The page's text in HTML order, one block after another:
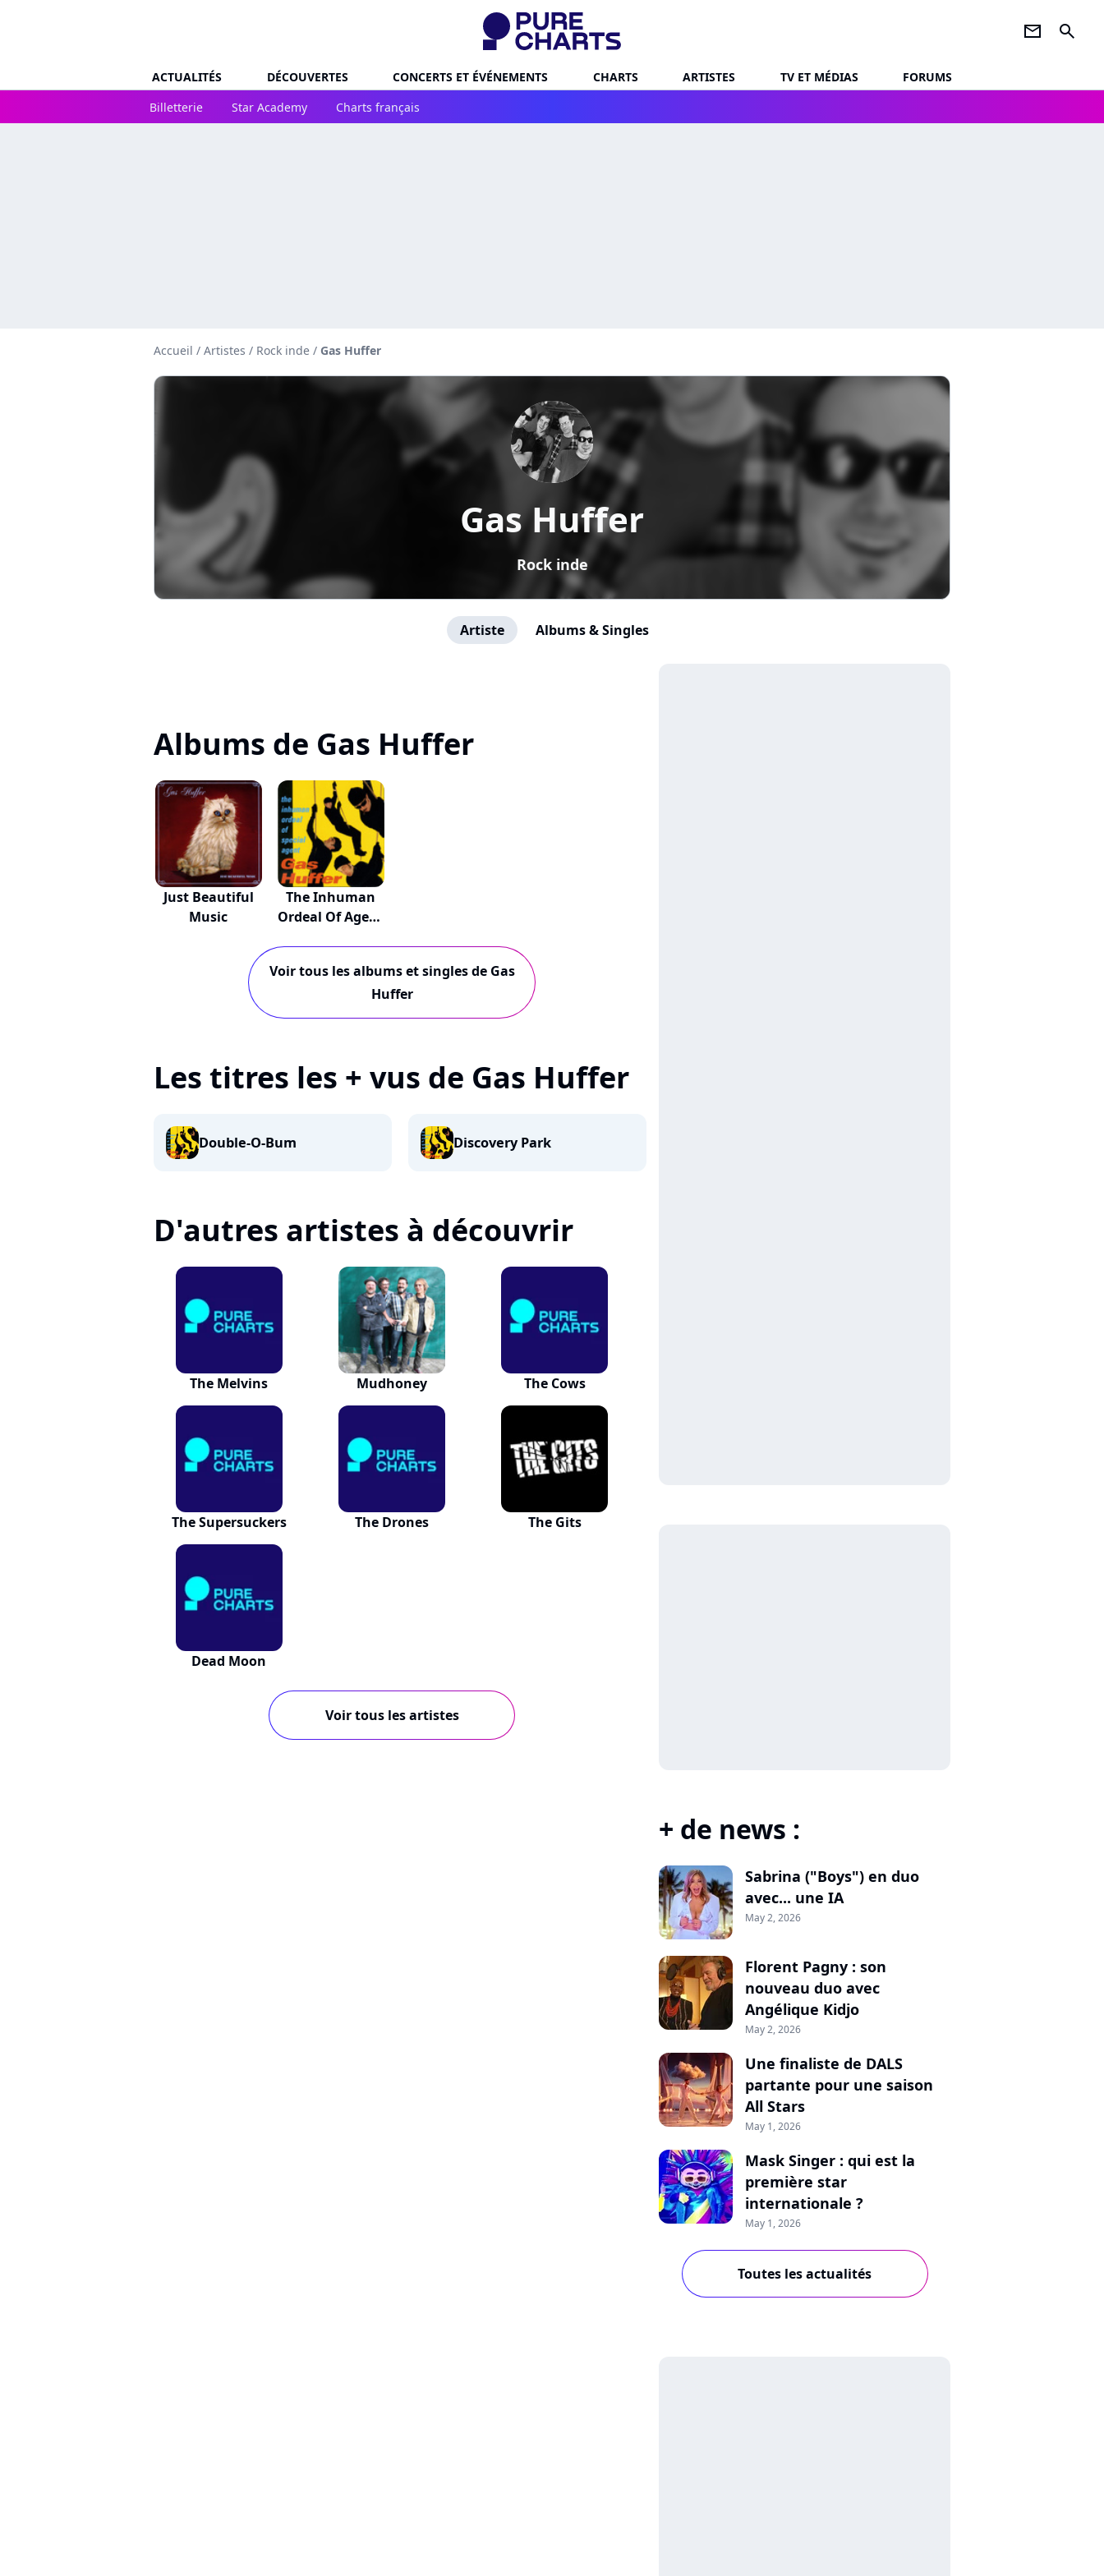
newsletter search
ACTUALITÉS DÉCOUVERTES CONCERTS ET ÉVÉNEMENTS CHARTS ARTISTES TV ET MÉDIAS
FORUMS
Billetterie
Star Academy Charts français
Accueil / Artistes / Rock inde / Gas Huffer
Gas Huffer
Rock inde
Artiste Albums & Singles
Albums de Gas Huffer
Just Beautiful
Music
The Inhuman
Ordeal Of Agent
Voir tous les albums et singles de Gas
Huffer
Les titres les + vus de Gas Huffer
Double-O-Bum Discovery Park
D'autres artistes à découvrir
The Melvins Mudhoney The Cows
The Supersuckers The Drones The Gits
Dead Moon
Voir tous les artistes
+ de news :
Sabrina ("Boys") en duo
avec... une IA
May 2, 2026
Florent Pagny : son
nouveau duo avec
Angélique Kidjo
May 2, 2026
Une finaliste de DALS
partante pour une saison
All Stars
May 1, 2026
Mask Singer : qui est la
première star
internationale ?
May 1, 2026
Toutes les actualités